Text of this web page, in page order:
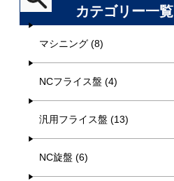
カテゴリー一覧
マシニング (8)
NCフライス盤 (4)
汎用フライス盤 (13)
NC旋盤 (6)